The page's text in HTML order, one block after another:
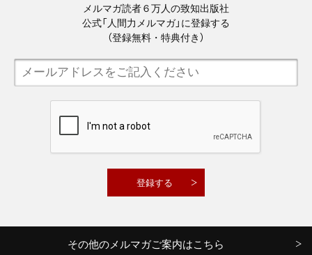
メルマガ読者６万人の致知出版社
公式「人間力メルマガ」に登録する
（登録無料・特典付き）
その他のメルマガご案内はこちら